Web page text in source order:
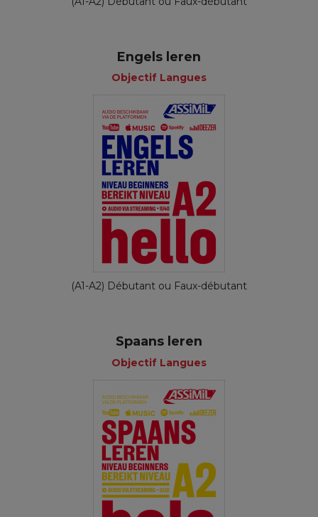
Engels leren
Objectif Langues
(A1-A2) Débutant ou Faux-débutant
Spaans leren
Objectif Langues